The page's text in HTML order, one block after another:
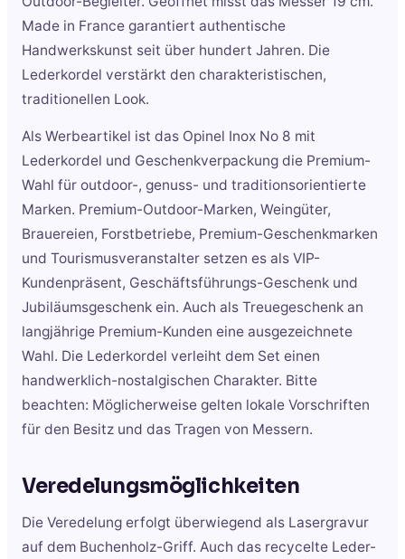
Made in France garantiert authentische
Handwerkskunst seit über hundert Jahren. Die
Lederkordel verstärkt den charakteristischen,
traditionellen Look.
Als Werbeartikel ist das Opinel Inox No 8 mit
Lederkordel und Geschenkverpackung die Premium-
Wahl für outdoor-, genuss- und traditionsorientierte
Marken. Premium-Outdoor-Marken, Weingüter,
Brauereien, Forstbetriebe, Premium-Geschenkmarken
und Tourismusveranstalter setzen es als VIP-
Kundenpräsent, Geschäftsführungs-Geschenk und
Jubiläumsgeschenk ein. Auch als Treuegeschenk an
langjährige Premium-Kunden eine ausgezeichnete
Wahl. Die Lederkordel verleiht dem Set einen
handwerklich-nostalgischen Charakter. Bitte
beachten: Möglicherweise gelten lokale Vorschriften
für den Besitz und das Tragen von Messern.
Veredelungsmöglichkeiten
Die Veredelung erfolgt überwiegend als Lasergravur
auf dem Buchenholz-Griff. Auch das recycelte Leder-